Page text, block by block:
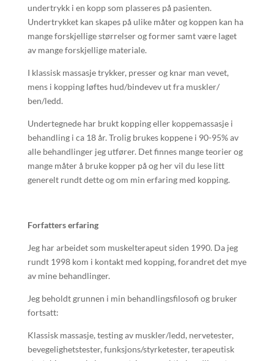
undertrykk i en kopp som plasseres på pasienten.
Undertrykket kan skapes på ulike måter og koppen kan ha
mange forskjellige størrelser og former samt være laget
av mange forskjellige materiale.
I klassisk massasje trykker, presser og knar man vevet,
mens i kopping løftes hud/bindevev ut fra muskler/
ben/ledd.
Undertegnede har brukt kopping eller koppemassasje i
behandling i ca 18 år. Trolig brukes koppene i 90-95% av
alle behandlinger jeg utfører. Det finnes mange teorier og
mange måter å bruke kopper på og her vil du lese litt
generelt rundt dette og om min erfaring med kopping.
Forfatters erfaring
Jeg har arbeidet som muskelterapeut siden 1990. Da jeg
rundt 1998 kom i kontakt med kopping, forandret det mye
av mine behandlinger.
Jeg beholdt grunnen i min behandlingsfilosofi og bruker
fortsatt:
Klassisk massasje, testing av muskler/ledd, nervetester,
bevegelighetstester, funksjons/styrketester, terapeutisk